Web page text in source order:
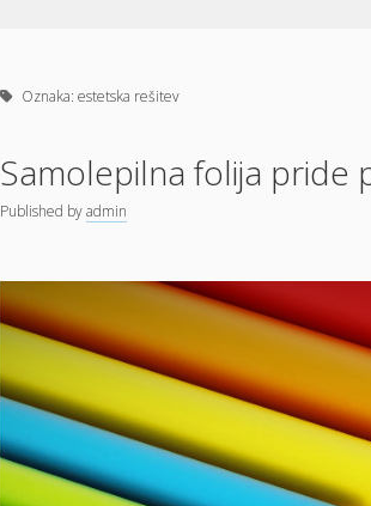
Oznaka:estetska rešitev
Samolepilna folija pride
Published byadmin